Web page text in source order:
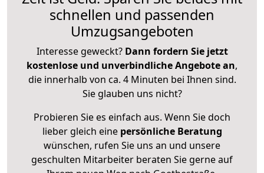
schnellen und passenden
Umzugsangeboten
Interesse geweckt? Dann fordern Sie jetzt
kostenlose und unverbindliche Angebote an,
die innerhalb von ca. 4 Minuten bei Ihnen sind.
Sie glauben uns nicht?
Probieren Sie es einfach aus. Wenn Sie doch
lieber gleich eine persönliche Beratung
wünschen, rufen Sie uns an und unsere
geschulten Mitarbeiter beraten Sie gerne auf